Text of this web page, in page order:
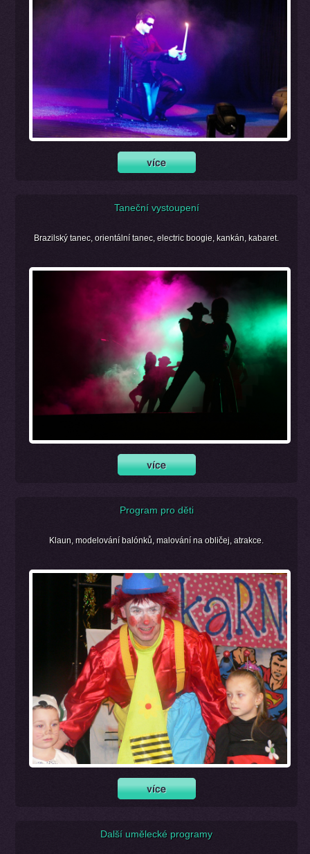
Taneční vystoupení
Brazilský tanec, orientální tanec, electric boogie, kankán, kabaret.
Program pro děti
Klaun, modelování balónků, malování na obličej, atrakce.
Další umělecké programy